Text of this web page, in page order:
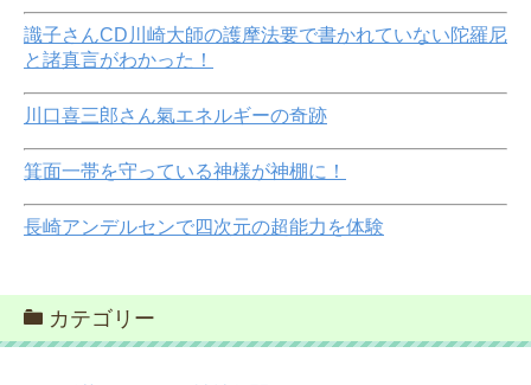
識子さんCD川崎大師の護摩法要で書かれていない陀羅尼
と諸真言がわかった！
川口喜三郎さん氣エネルギーの奇跡
箕面一帯を守っている神様が神棚に！
長崎アンデルセンで四次元の超能力を体験
カテゴリー